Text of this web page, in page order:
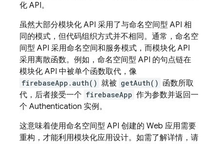
化 API。
虽然大部分模块化 API 采用了与命名空间型 API 相
同的模式，但代码组织方式并不相同。通常，命名空
间型 API 采用命名空间和服务模式，而模块化 API
采用离散函数。例如，命名空间型 API 的句点链在
模块化 API 中被单个函数取代，像
firebaseApp.auth() 就被 getAuth() 函数所取
代，后者接受一个 firebaseApp 作为参数并返回一
个 Authentication 实例。
这意味着使用命名空间型 API 创建的 Web 应用需要
重构，才能利用模块化应用设计。如需了解详情，请